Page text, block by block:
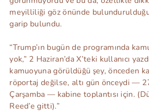
meyilliliği göz önünde
garip bulundu.
“Trump’ın bugün de programında
yok,” 2 Haziran’da X’teki kullanıcı
kamuoyuna görüldüğü şey, önceden
röportaj değilse, altı gün önceydi —
Çarşamba — kabine toplantısı için.
Reed’e gitti).”